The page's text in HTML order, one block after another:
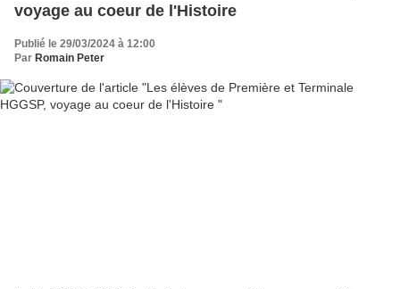
voyage au coeur de l'Histoire
Publié le 29/03/2024 à 12:00
Par Romain Peter